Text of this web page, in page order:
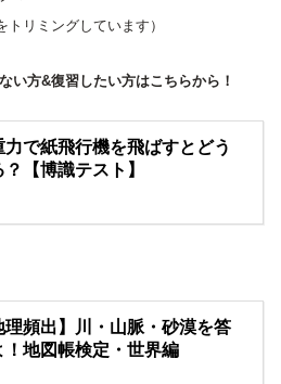
リミングしています）
い方&復習したい方はこちらから！
力で紙飛行機を飛ばすとどう
？【博識テスト】
理頻出】川・山脈・砂漠を答
！地図帳検定・世界編